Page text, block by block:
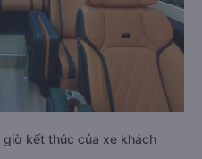
kết thúc của xe khách